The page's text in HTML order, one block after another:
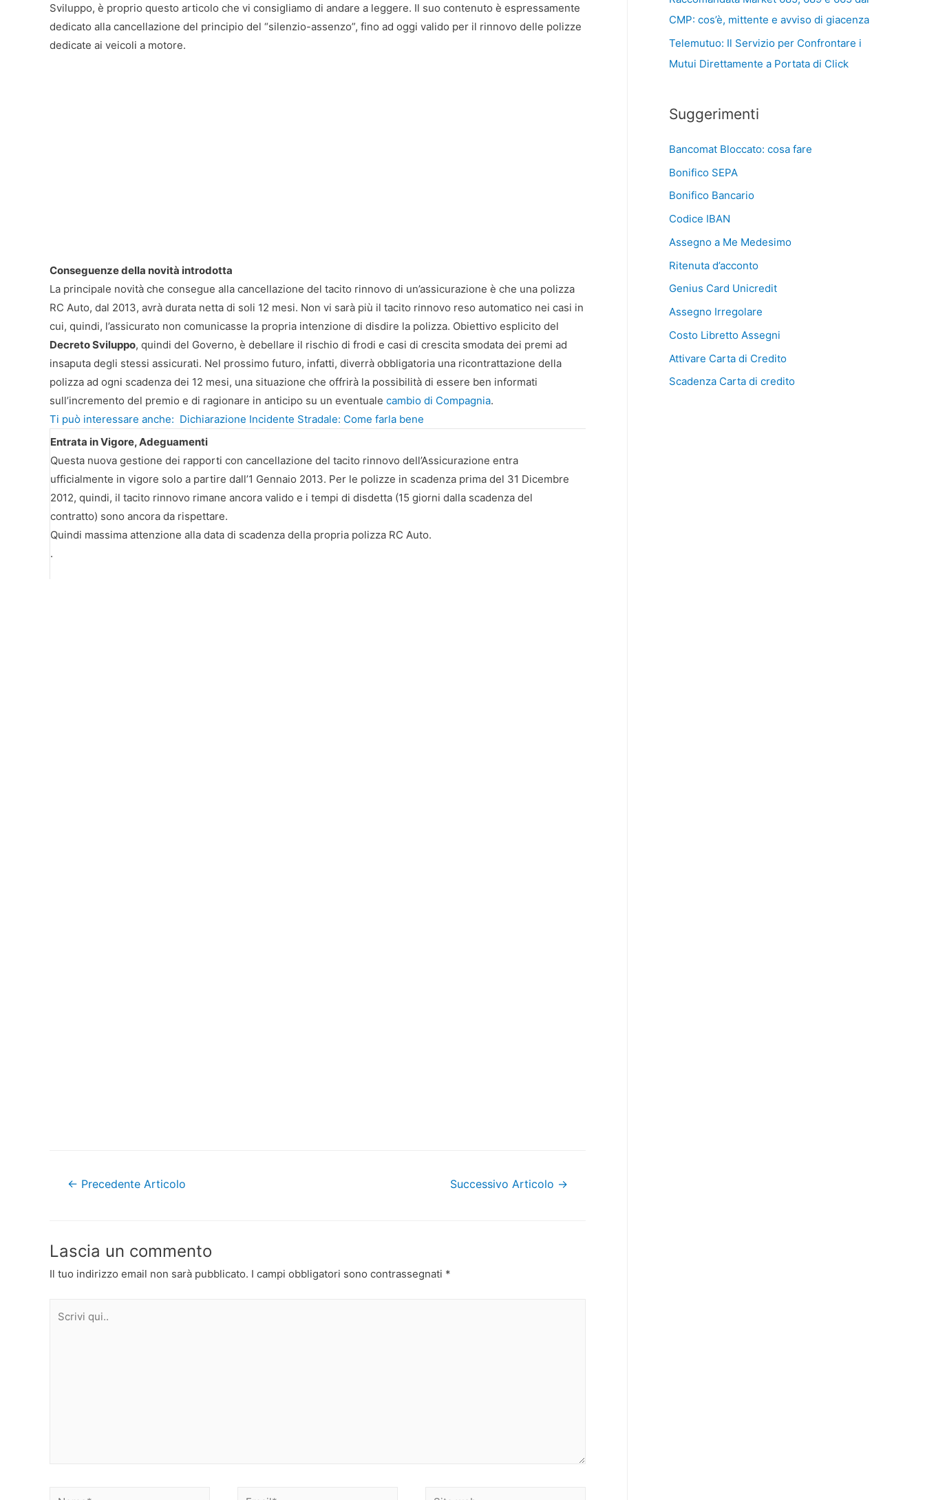
Sviluppo, è proprio questo articolo che vi consigliamo di andare a leggere. Il suo contenuto è espressamente
dedicato alla cancellazione del principio del “silenzio-assenzo”, fino ad oggi valido per il rinnovo delle polizze
dedicate ai veicoli a motore.
Conseguenze della novità introdotta
La principale novità che consegue alla cancellazione del tacito rinnovo di un’assicurazione è che una polizza
RC Auto, dal 2013, avrà durata netta di soli 12 mesi. Non vi sarà più il tacito rinnovo reso automatico nei casi in
cui, quindi, l’assicurato non comunicasse la propria intenzione di disdire la polizza. Obiettivo esplicito del
Decreto Sviluppo, quindi del Governo, è debellare il rischio di frodi e casi di crescita smodata dei premi ad
insaputa degli stessi assicurati. Nel prossimo futuro, infatti, diverrà obbligatoria una ricontrattazione della
polizza ad ogni scadenza dei 12 mesi, una situazione che offrirà la possibilità di essere ben informati
sull’incremento del premio e di ragionare in anticipo su un eventuale cambio di Compagnia.
Ti può interessare anche: Dichiarazione Incidente Stradale: Come farla bene
Entrata in Vigore, Adeguamenti
Questa nuova gestione dei rapporti con cancellazione del tacito rinnovo dell’Assicurazione entra
ufficialmente in vigore solo a partire dall’1 Gennaio 2013. Per le polizze in scadenza prima del 31 Dicembre
2012, quindi, il tacito rinnovo rimane ancora valido e i tempi di disdetta (15 giorni dalla scadenza del
contratto) sono ancora da rispettare.
Quindi massima attenzione alla data di scadenza della propria polizza RC Auto.
.
Navigazione
← Precedente Articolo Successivo Articolo →
Lascia un commento
Il tuo indirizzo email non sarà pubblicato. I campi obbligatori sono contrassegnati *
Nome* Email* Sito
CMP: cos’è, mittente e avviso di giacenza
Telemutuo: Il Servizio per Confrontare i
Mutui Direttamente a Portata di Click
Suggerimenti
Bancomat Bloccato: cosa fare
Bonifico SEPA
Bonifico Bancario
Codice IBAN
Assegno a Me Medesimo
Ritenuta d’acconto
Genius Card Unicredit
Assegno Irregolare
Costo Libretto Assegni
Attivare Carta di Credito
Scadenza Carta di credito